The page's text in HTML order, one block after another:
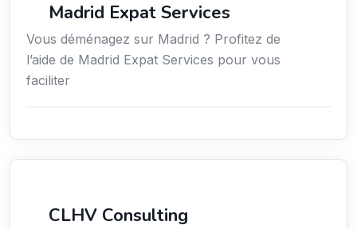
Madrid Expat Services
Vous déménagez sur Madrid ? Profitez de
l’aide de Madrid Expat Services pour vous
faciliter
CLHV Consulting